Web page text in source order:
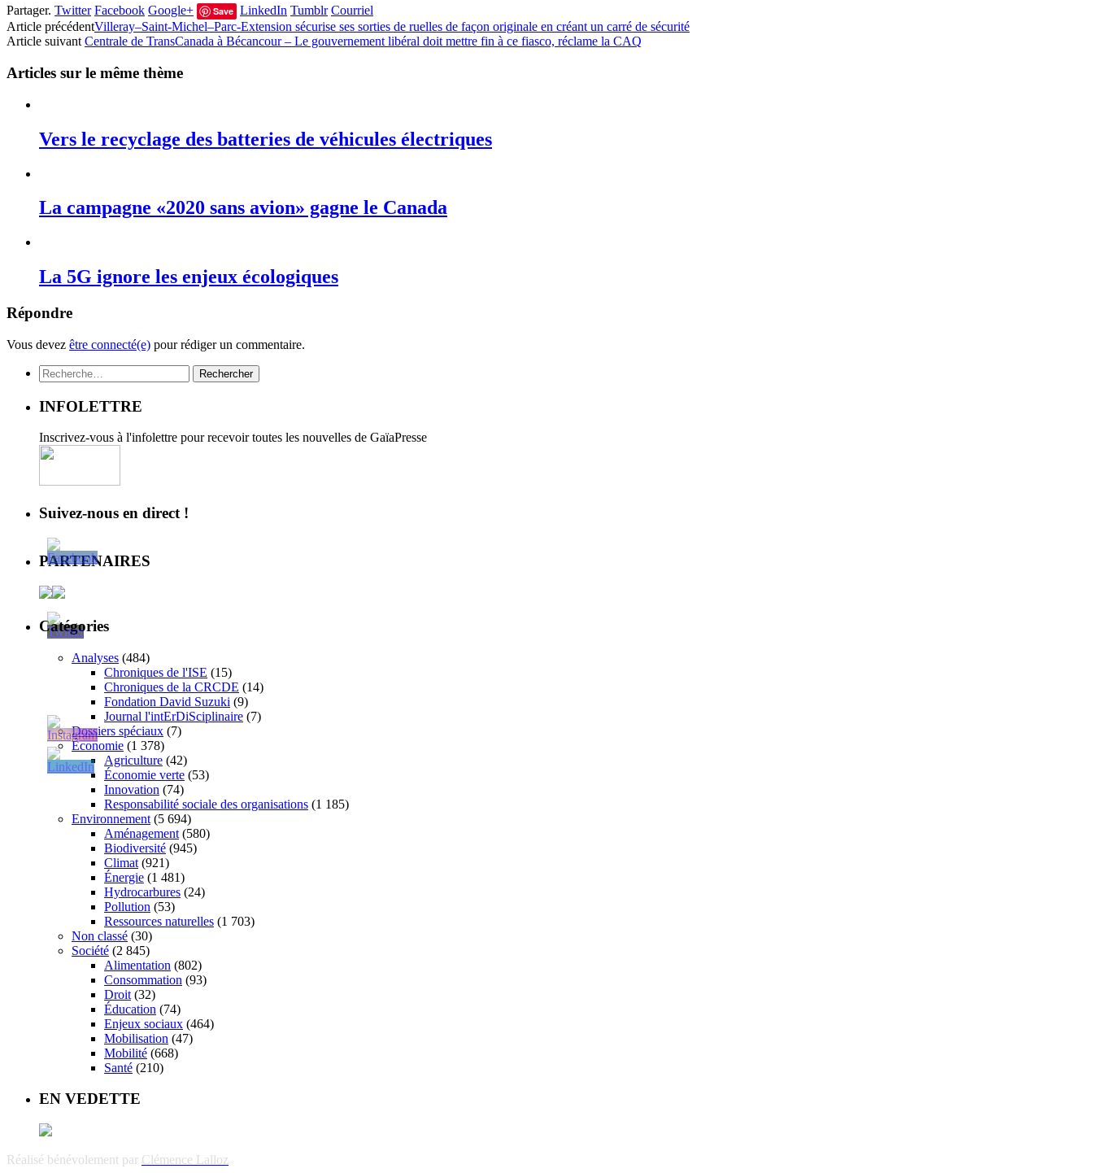
Partager. Twitter Facebook Google+ Save LinkedIn Tumblr Courriel
Article précédentVilleray–Saint-Michel–Parc-Extension sécurise ses sorties de ruelles de façon originale en créant un carré de sécurité
Article suivant Centrale de TransCanada à Bécancour – Le gouvernement libéral doit mettre fin à ce fiasco, réclame la CAQ
Articles sur le même thème
Vers le recyclage des batteries de véhicules électriques
La campagne «2020 sans avion» gagne le Canada
La 5G ignore les enjeux écologiques
Répondre
Vous devez être connecté(e) pour rédiger un commentaire.
Rechercher :
INFOLETTRE
Inscrivez-vous à l'infolettre pour recevoir toutes les nouvelles de GaïaPresse
Suivez-nous en direct !
PARTENAIRES
Catégories
Analyses (484)
Chroniques de l'ISE (15)
Chroniques de la CRCDE (14)
Fondation David Suzuki (9)
Journal l'intErDiSciplinaire (7)
Dossiers spéciaux (7)
Économie (1 378)
Agriculture (42)
Économie verte (53)
Innovation (74)
Responsabilité sociale des organisations (1 185)
Environnement (5 694)
Aménagement (580)
Biodiversité (945)
Climat (921)
Énergie (1 481)
Hydrocarbures (24)
Pollution (53)
Ressources naturelles (1 703)
Non classé (30)
Société (2 845)
Alimentation (802)
Consommation (93)
Droit (32)
Éducation (74)
Enjeux sociaux (464)
Mobilisation (47)
Mobilité (668)
Santé (210)
EN VEDETTE
Réalisé bénévolement par Clémence Lalloz